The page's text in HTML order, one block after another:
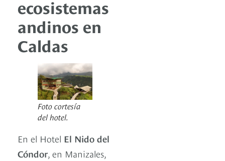
ecosistemas
andinos en
Caldas
Foto cortesía
del hotel.
En el Hotel El Nido del
Cóndor , en Manizales,